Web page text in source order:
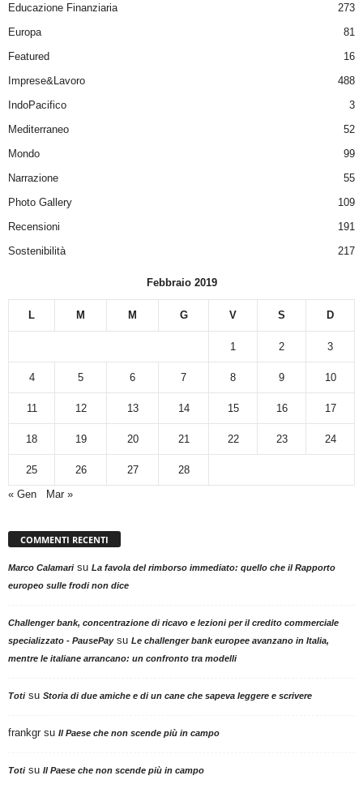
Educazione Finanziaria
273
Europa
81
Featured
16
Imprese&Lavoro
488
IndoPacifico
3
Mediterraneo
52
Mondo
99
Narrazione
55
Photo Gallery
109
Recensioni
191
Sostenibilità
217
Febbraio 2019
L M M G V S D
1 2 3
4 5 6 7 8 9 10
11 12 13 14 15 16 17
18 19 20 21 22 23 24
25 26 27
28
« Gen
Mar »
COMMENTI RECENTI
Marco Calamarisu La favola del rimborso immediato: quello che il Rapporto
europeo sulle frodi non dice
Challenger bank, concentrazione di ricavo e lezioni per il credito commerciale
specializzato - PausePaysu Le challenger bank europee avanzano in Italia,
mentre le italiane arrancano: un confronto tra modelli
Totisu Storia di due amiche e di un cane che sapeva leggere e scrivere
frankgr su Il Paese che non scende più in campo
Totisu Il Paese che non scende più in campo